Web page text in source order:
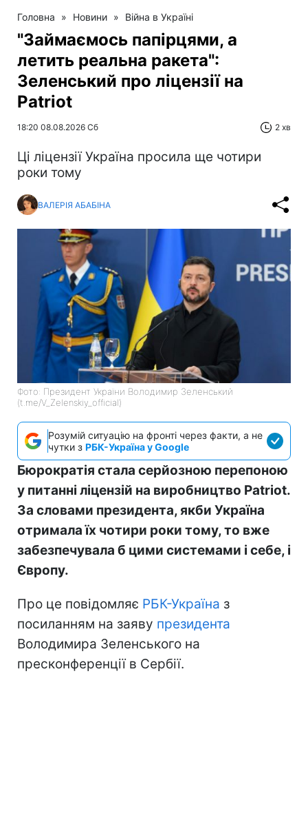
Головна » Новини » Війна в Україні
"Займаємось папірцями, а
летить реальна ракета":
Зеленський про ліцензії на
Patriot
18:20 08.08.2026 Сб 2 хв
Ці ліцензії Україна просила ще чотири
роки тому
ВАЛЕРІЯ АБАБІНА
Фото: Президент України Володимир Зеленський
(t.me/V_Zelenskiy_official)
Розумій ситуацію на фронті через факти, а не
чутки з РБК-Україна у Google
Бюрократія стала серйозною перепоною
у питанні ліцензій на виробництво Patriot.
За словами президента, якби Україна
отримала їх чотири роки тому, то вже
забезпечувала б цими системами і себе, і
Європу.
Про це повідомляє РБК-Україна з
посиланням на заяву президента
Володимира Зеленського на
пресконференції в Сербії.